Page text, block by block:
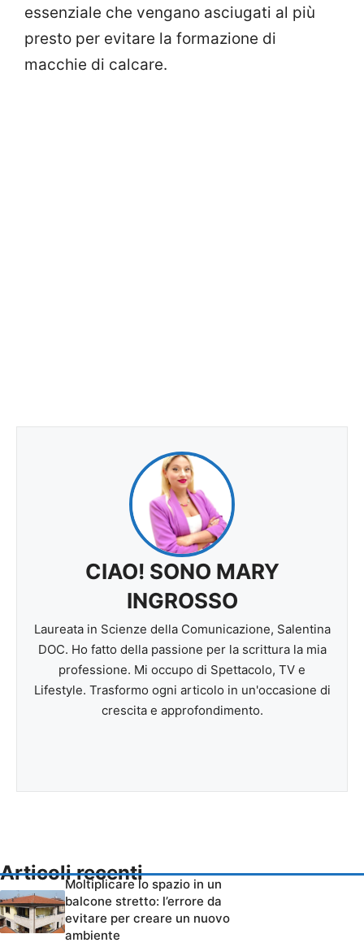
essenziale che vengano asciugati al più
presto per evitare la formazione di
macchie di calcare.
CIAO! SONO MARY
INGROSSO
Laureata in Scienze della Comunicazione, Salentina
DOC. Ho fatto della passione per la scrittura la mia
professione. Mi occupo di Spettacolo, TV e
Lifestyle. Trasformo ogni articolo in un'occasione di
crescita e approfondimento.
Articoli recenti
Moltiplicare lo spazio in un
balcone stretto: l’errore da
evitare per creare un nuovo
ambiente